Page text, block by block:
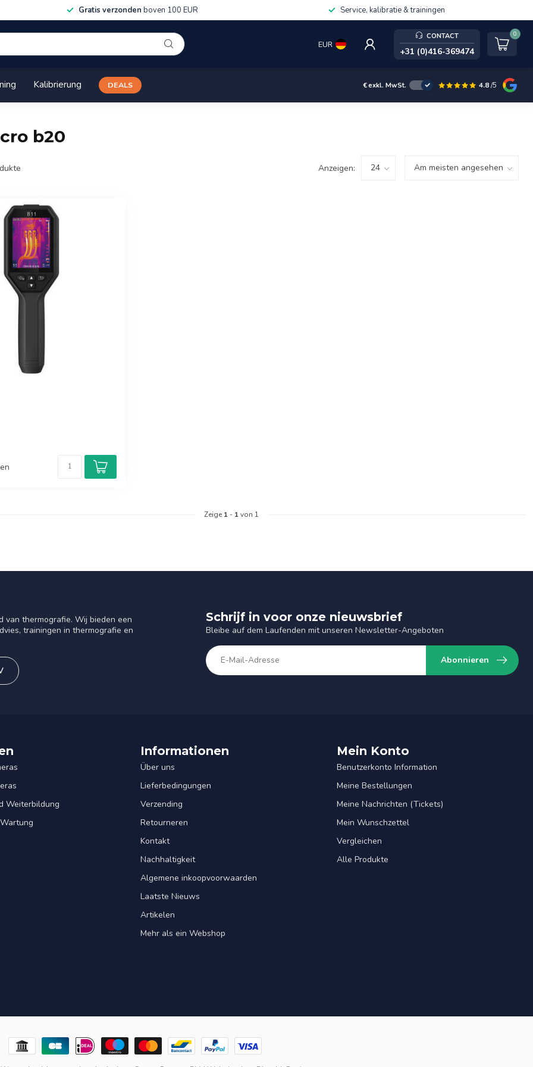
Gratis verzonden boven 100 EUR Service, kalibratie & trainingen
EUR
CONTACT
+31 (0)416-369474
0
Kalibrierung DEALS €exkl. MwSt. 4.8/5
b20
Anzeigen:
Zeige 1 - 1von 1
van thermografie. Wij bieden een
trainingen in thermografie en
Schrijf in voor onze nieuwsbrief
Bleibe auf dem Laufenden mit unseren Newsletter-Angeboten
Abonnieren
Weiterbildung
Informationen
Über uns
Lieferbedingungen
Verzending
Retourneren
Kontakt
Nachhaltigkeit
Algemene inkoopvoorwaarden
Laatste Nieuws
Artikelen
Mehr als ein Webshop
Mein Konto
Benutzerkonto Information
Meine Bestellungen
Meine Nachrichten (Tickets)
Mein Wunschzettel
Vergleichen
Alle Produkte